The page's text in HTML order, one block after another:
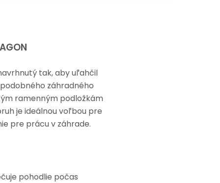
tak, aby uľahčil
záhradného
ramenným podložkám
je ideálnou voľbou pre
pre prácu v záhrade.
pohodlie počas